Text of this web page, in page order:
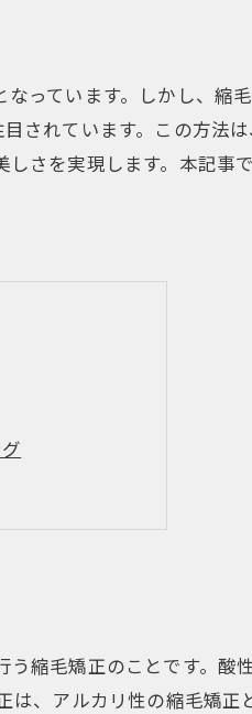
っています。しかし、縮
されています。この方法
さを実現します。本記事
に
縮毛矯正のことです。酸
、アルカリ性の縮毛矯正